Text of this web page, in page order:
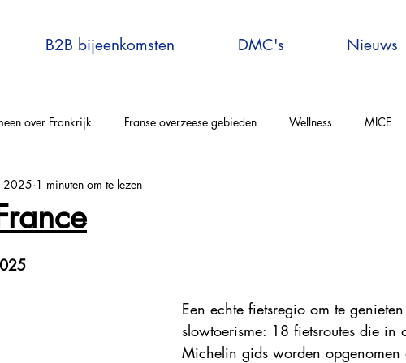
B2B bijeenkomsten DMC's Nieuws
over Frankrijk Franse overzeese gebieden Wellness MICE
Aquitaine Auvergne-Rhône-Alpes
en omgeving
Virtual Travel to France France Excellence
2025 1 minuten om te lezen
Een echte fietsregio om te
slowtoerisme: 18 fietsroutes die in
Michelin gids worden opgenomen